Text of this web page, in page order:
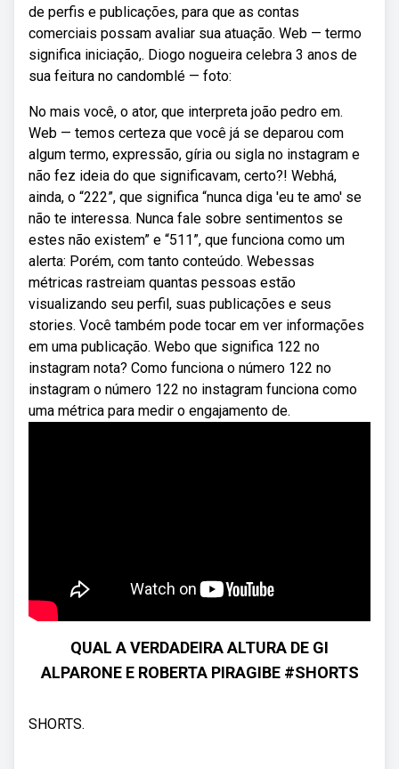
de perfis e publicações, para que as contas
comerciais possam avaliar sua atuação. Web — termo
significa iniciação,. Diogo nogueira celebra 3 anos de
sua feitura no candomblé — foto:
No mais você, o ator, que interpreta joão pedro em.
Web — temos certeza que você já se deparou com
algum termo, expressão, gíria ou sigla no instagram e
não fez ideia do que significavam, certo?! Webhá,
ainda, o “222”, que significa “nunca diga 'eu te amo' se
não te interessa. Nunca fale sobre sentimentos se
estes não existem” e “511”, que funciona como um
alerta: Porém, com tanto conteúdo. Webessas
métricas rastreiam quantas pessoas estão
visualizando seu perfil, suas publicações e seus
stories. Você também pode tocar em ver informações
em uma publicação. Webo que significa 122 no
instagram nota? Como funciona o número 122 no
instagram o número 122 no instagram funciona como
uma métrica para medir o engajamento de.
QUAL A VERDADEIRA ALTURA DE GI
ALPARONE E ROBERTA PIRAGIBE #SHORTS
SHORTS.